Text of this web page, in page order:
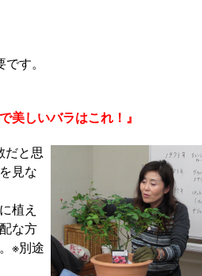
す。
美しいバラはこれ！』
だと思
見な
植え
な方
※別途